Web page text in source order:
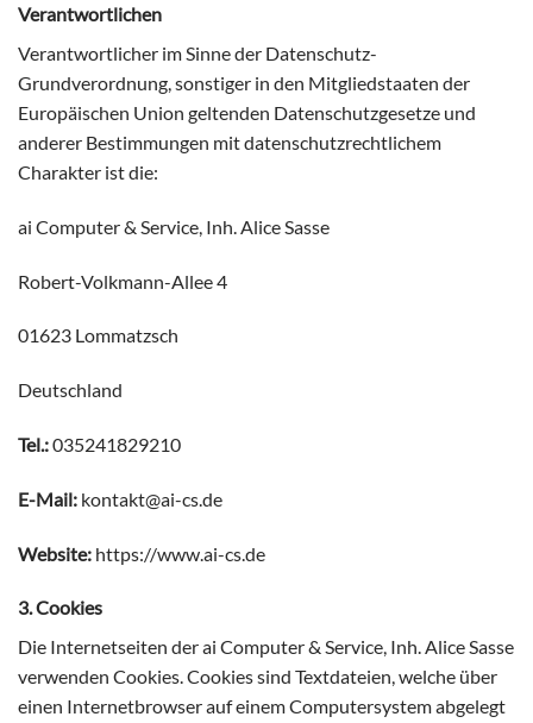
Verantwortlichen
Verantwortlicher im Sinne der Datenschutz-
Grundverordnung, sonstiger in den Mitgliedstaaten der
Europäischen Union geltenden Datenschutzgesetze und
anderer Bestimmungen mit datenschutzrechtlichem
Charakter ist die:
ai Computer & Service, Inh. Alice Sasse
Robert-Volkmann-Allee 4
01623 Lommatzsch
Deutschland
Tel.:035241829210
E-Mail: kontakt@ai-cs.de
Website: https://www.ai-cs.de
3. Cookies
Die Internetseiten der ai Computer & Service, Inh. Alice Sasse
verwenden Cookies. Cookies sind Textdateien, welche über
einen Internetbrowser auf einem Computersystem abgelegt